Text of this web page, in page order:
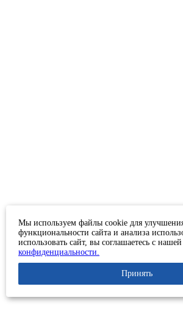
Мы используем файлы cookie для
функциональности сайта и анализа
использовать сайт, вы соглашаетесь с нашей
конфиденциальности.
Принять